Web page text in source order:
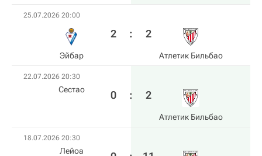
25.07.2026 20:00
Эйбар
2 : 2
Атлетик Бильбао
22.07.2026 20:30
Сестао 0 : 2
Атлетик Бильбао
18.07.2026 20:30
Лейоа